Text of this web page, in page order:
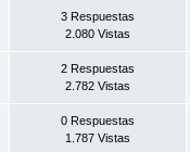
3 Respuestas
2.080 Vistas
2 Respuestas
2.782 Vistas
0 Respuestas
1.787 Vistas